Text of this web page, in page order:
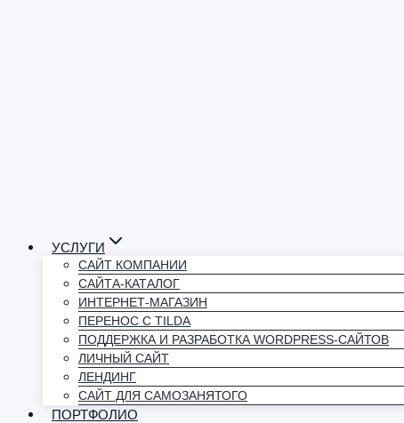
УСЛУГИ
САЙТ КОМПАНИИ
САЙТА-КАТАЛОГ
ИНТЕРНЕТ-МАГАЗИН
ПЕРЕНОС С TILDA
ПОДДЕРЖКА И РАЗРАБОТКА WORDPRESS-САЙТОВ
ЛИЧНЫЙ САЙТ
ЛЕНДИНГ
САЙТ ДЛЯ САМОЗАНЯТОГО
ПОРТФОЛИО